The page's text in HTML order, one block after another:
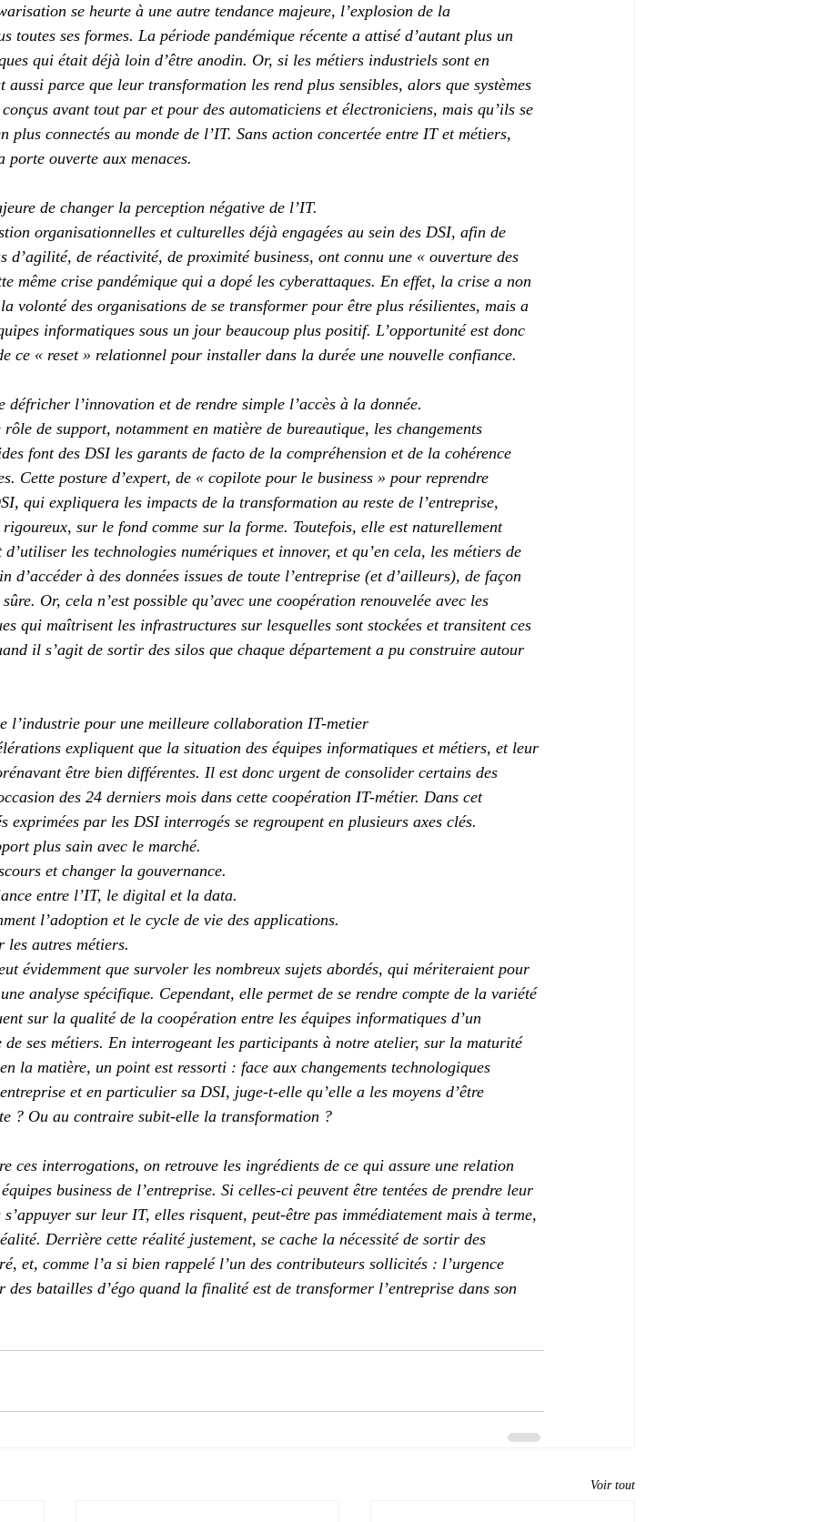
se heurte à une autre tendance majeure, l’explosion de la
toutes ses formes. La période pandémique récente a attisé d’autant plus un
qui était déjà loin d’être anodin. Or, si les métiers industriels sont en
aussi parce que leur transformation les rend plus sensibles, alors que systèmes
avant tout par et pour des automaticiens et électroniciens, mais qu’ils se
plus connectés au monde de l’IT. Sans action concertée entre IT et métiers,
porte ouverte aux menaces.
de changer la perception négative de l’IT.
organisationnelles et culturelles déjà engagées au sein des DSI, afin de
d’agilité, de réactivité, de proximité business, ont connu une « ouverture des
même crise pandémique qui a dopé les cyberattaques. En effet, la crise a non
volonté des organisations de se transformer pour être plus résilientes, mais a
informatiques sous un jour beaucoup plus positif. L’opportunité est donc
ce « reset » relationnel pour installer dans la durée une nouvelle confiance.
défricher l’innovation et de rendre simple l’accès à la donnée.
de support, notamment en matière de bureautique, les changements
font des DSI les garants de facto de la compréhension et de la cohérence
Cette posture d’expert, de « copilote pour le business » pour reprendre
qui expliquera les impacts de la transformation au reste de l’entreprise,
sur le fond comme sur la forme. Toutefois, elle est naturellement
les technologies numériques et innover, et qu’en cela, les métiers de
d’accéder à des données issues de toute l’entreprise (et d’ailleurs), de façon
Or, cela n’est possible qu’avec une coopération renouvelée avec les
qui maîtrisent les infrastructures sur lesquelles sont stockées et transitent ces
il s’agit de sortir des silos que chaque département a pu construire autour
l’industrie pour une meilleure collaboration IT-metier
expliquent que la situation des équipes informatiques et métiers, et leur
être bien différentes. Il est donc urgent de consolider certains des
des 24 derniers mois dans cette coopération IT-métier. Dans cet
exprimées par les DSI interrogés se regroupent en plusieurs axes clés.
plus sain avec le marché.
et changer la gouvernance.
entre l’IT, le digital et la data.
l’adoption et le cycle de vie des applications.
les autres métiers.
évidemment que survoler les nombreux sujets abordés, qui mériteraient pour
analyse spécifique. Cependant, elle permet de se rendre compte de la variété
sur la qualité de la coopération entre les équipes informatiques d’un
de ses métiers. En interrogeant les participants à notre atelier, sur la maturité
la matière, un point est ressorti : face aux changements technologiques
et en particulier sa DSI, juge-t-elle qu’elle a les moyens d’être
? Ou au contraire subit-elle la transformation ?
ces interrogations, on retrouve les ingrédients de ce qui assure une relation
business de l’entreprise. Si celles-ci peuvent être tentées de prendre leur
s’appuyer sur leur IT, elles risquent, peut-être pas immédiatement mais à terme,
Derrière cette réalité justement, se cache la nécessité de sortir des
et, comme l’a si bien rappelé l’un des contributeurs sollicités : l’urgence
des batailles d’égo quand la finalité est de transformer l’entreprise dans son
Voir tout